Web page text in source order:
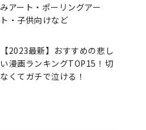
みアート・ポーリングアー
ト・子供向けなど
【2023最新】おすすめの悲し
い漫画ランキングTOP15！切
なくてガチで泣ける！